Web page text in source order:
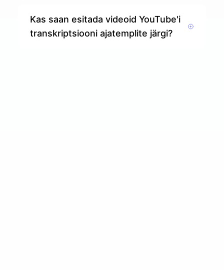
Kas saan esitada videoid YouTube'i
transkriptsiooni ajatemplite järgi?